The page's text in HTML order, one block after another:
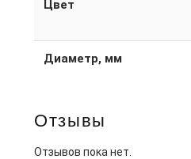
Цвет
Диаметр, мм
Отзывы
Отзывов пока нет.